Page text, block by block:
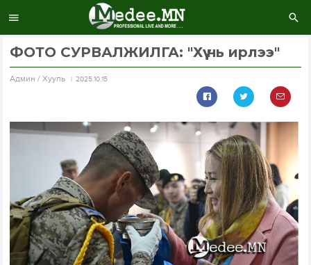
ФОТО СУРВАЛЖИЛГА: "Хүү нь ирлээ"
Aдмин / Хууль 2025.10.15